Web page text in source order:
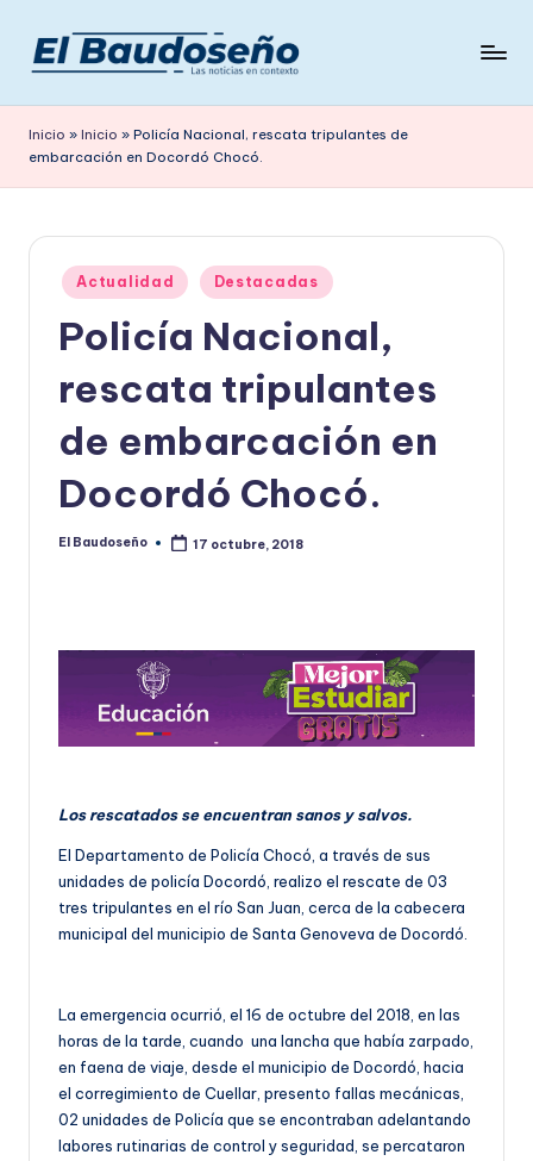
Saltar
contenido
e
ri
d
en
Inicio » Inicio » Policía Nacional, rescata tripulantes de
embarcación en Docordó Chocó.
Publicado
en
Actualidad Destacadas
Policía Nacional,
rescata tripulantes
de embarcación en
Docordó Chocó.
Publicado
El Baudoseño 17 octubre, 2018
Los rescatados se encuentran sanos y salvos.
El Departamento de Policía Chocó, a través de sus
unidades de policía Docordó, realizo el rescate de 03
tres tripulantes en el río San Juan, cerca de la cabecera
municipal del municipio de Santa Genoveva de Docordó.
La emergencia ocurrió, el 16 de octubre del 2018, en las
horas de la tarde, cuando una lancha que había zarpado,
en faena de viaje, desde el municipio de Docordó, hacia
el corregimiento de Cuellar, presento fallas mecánicas,
02 unidades de Policía que se encontraban adelantando
labores rutinarias de control y seguridad, se percataron